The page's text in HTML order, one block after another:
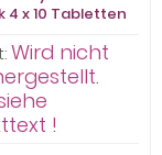
4 x 10 Tabletten
4 x 10 Tabs
Wird nicht
!